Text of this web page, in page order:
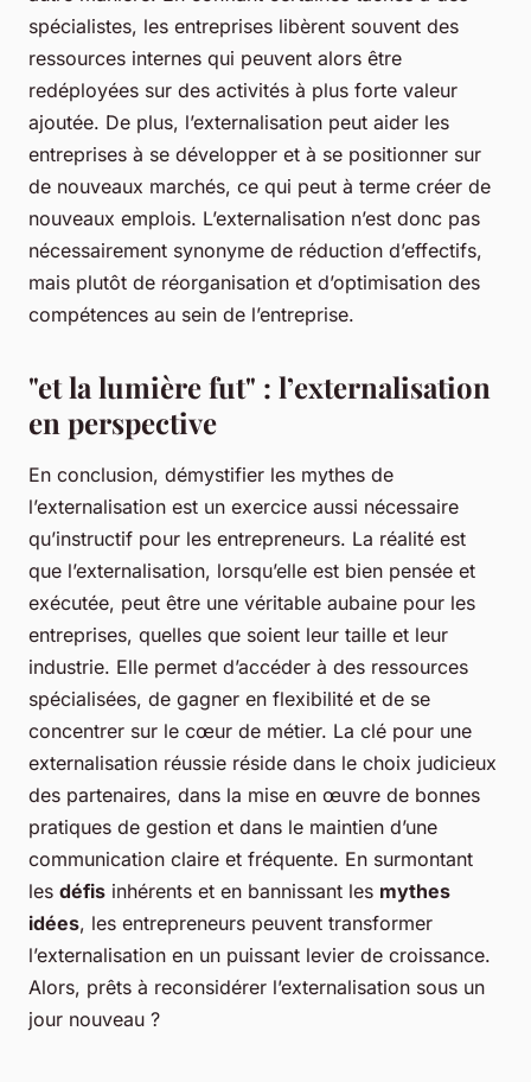
spécialistes, les entreprises libèrent souvent des
ressources internes qui peuvent alors être
redéployées sur des activités à plus forte valeur
ajoutée. De plus, l’externalisation peut aider les
entreprises à se développer et à se positionner sur
de nouveaux marchés, ce qui peut à terme créer de
nouveaux emplois. L’externalisation n’est donc pas
nécessairement synonyme de réduction d’effectifs,
mais plutôt de réorganisation et d’optimisation des
compétences au sein de l’entreprise.
"et la lumière fut" : l’externalisation
en perspective
En conclusion, démystifier les mythes de
l’externalisation est un exercice aussi nécessaire
qu’instructif pour les entrepreneurs. La réalité est
que l’externalisation, lorsqu’elle est bien pensée et
exécutée, peut être une véritable aubaine pour les
entreprises, quelles que soient leur taille et leur
industrie. Elle permet d’accéder à des ressources
spécialisées, de gagner en flexibilité et de se
concentrer sur le cœur de métier. La clé pour une
externalisation réussie réside dans le choix judicieux
des partenaires, dans la mise en œuvre de bonnes
pratiques de gestion et dans le maintien d’une
communication claire et fréquente. En surmontant
les défis inhérents et en bannissant les mythes
idées, les entrepreneurs peuvent transformer
l’externalisation en un puissant levier de croissance.
Alors, prêts à reconsidérer l’externalisation sous un
jour nouveau ?